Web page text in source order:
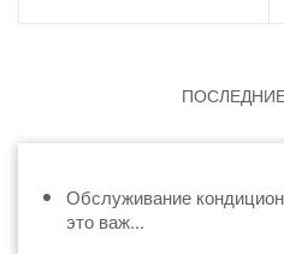
Обслуживание
это важ...